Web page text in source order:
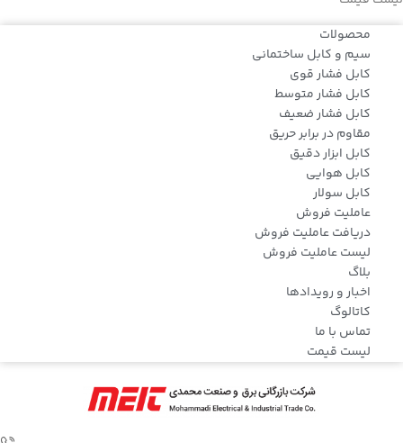
محصولات
سیم و کابل ساختمانی
کابل فشار قوی
کابل فشار متوسط
کابل فشار ضعیف
مقاوم در برابر حریق
کابل ابزار دقیق
کابل هوایی
کابل سولار
عاملیت فروش
دریافت عاملیت فروش
لیست عاملیت فروش
بلاگ
اخبار و رویدادها
کاتالوگ
تماس با ما
لیست قیمت